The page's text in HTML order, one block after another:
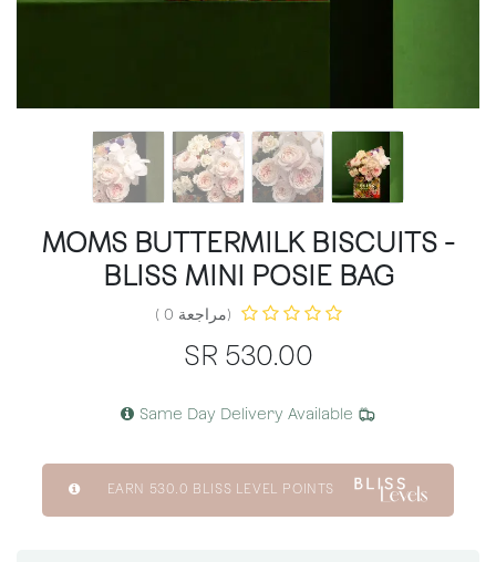
MOMS BUTTERMILK BISCUITS -
BLISS MINI POSIE BAG
(مراجعة 0 )
530.00
SR
Same Day Delivery Available
EARN530.0 BLISS LEVEL POINTS